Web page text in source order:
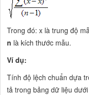
Trong đó: x là trung độ
n là kích thước mẫu.
Ví dụ:
Tính độ lệch chuẩn dựa
tả trong bảng dữ liệu